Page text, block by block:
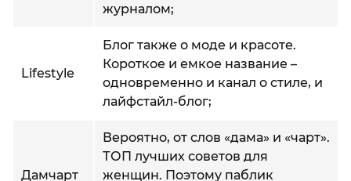
журналом;
Lifestyle
Блог также о моде и красоте.
Короткое и емкое название –
одновременно и канал о стиле, и
лайфстайл-блог;
Дамчарт
Вероятно, от слов «дама» и «чарт».
ТОП лучших советов для
женщин. Поэтому паблик